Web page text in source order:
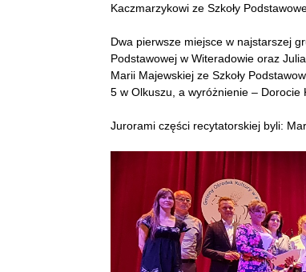
Kaczmarzykowi ze Szkoły
Dwa pierwsze miejsce w najstarszej
Podstawowej w Witeradowie oraz
Marii Majewskiej ze Szkoły
5 w Olkuszu, a wyróżnienie – Dorocie
Jurorami części recytatorskiej byli: